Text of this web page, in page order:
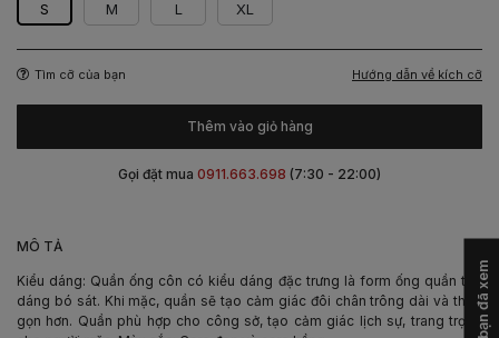
MÔ TẢ -
Kiểu dáng: Quần ống côn có kiểu dáng đặc trưng là form ống quần tạo
dáng bó sát. Khi mặc, quần sẽ tạo cảm giác đôi chân trông dài và thon
gọn hơn. Quần phù hợp cho công sở, tạo cảm giác lịch sự, trang trọng
S M L XL
Tìm cỡ của bạn Hướng dẫn về kích cỡ
Thêm vào giỏ hàng
Gọi đặt mua 0911.663.698 (7:30 - 22:00)